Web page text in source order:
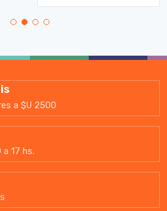
a $U 2500
a 17 hs.